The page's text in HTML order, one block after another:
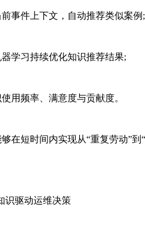
件上下文，自动推荐类似案例;
习持续优化知识推荐结果;
频率、满意度与贡献度。
短时间内实现从“重复劳动”到
驱动运维决策